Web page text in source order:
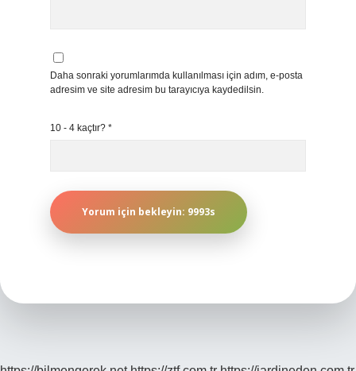
Daha sonraki yorumlarımda kullanılması için adım, e-posta
adresim ve site adresim bu tarayıcıya kaydedilsin.
10 - 4 kaçtır? *